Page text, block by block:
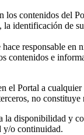
los contenidos del
identificación de
responsable en
contenidos e
el Portal a
no
disponibilidad y
y/o continuidad.